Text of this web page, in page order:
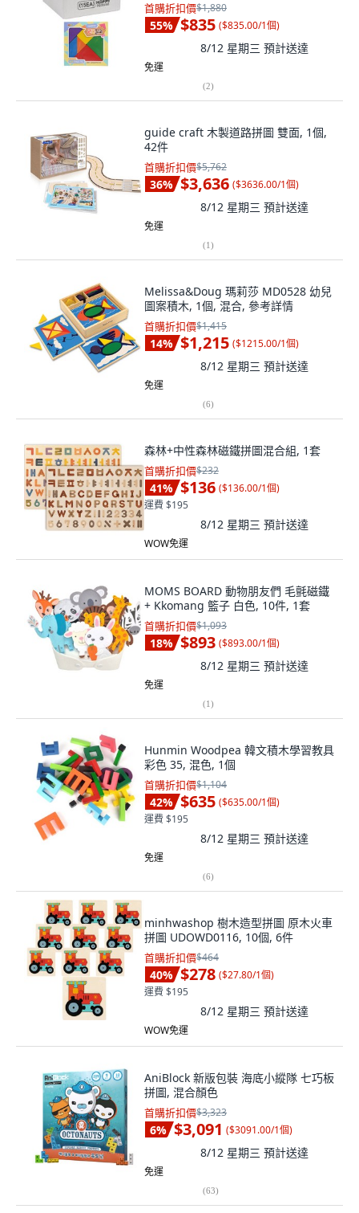
首購折扣價$1,880
55% $835 ($835.00/1個)
8/12 星期三 預計送達
免運
(2)
guide craft 木製道路拼圖 雙面, 1個,
42件
首購折扣價$5,762
36% $3,636 ($3636.00/1個)
8/12 星期三 預計送達
免運
(1)
Melissa&Doug 瑪莉莎 MD0528 幼兒
圖案積木, 1個, 混合, 參考詳情
首購折扣價$1,415
14% $1,215 ($1215.00/1個)
8/12 星期三 預計送達
免運
(6)
森林+中性森林磁鐵拼圖混合組, 1套
首購折扣價$232
41% $136 ($136.00/1個)
運費 $195
8/12 星期三 預計送達
WOW免運
MOMS BOARD 動物朋友們 毛氈磁鐵
+ Kkomang 籃子 白色, 10件, 1套
首購折扣價$1,093
18% $893 ($893.00/1個)
8/12 星期三 預計送達
免運
(1)
Hunmin Woodpea 韓文積木學習教具
彩色 35, 混色, 1個
首購折扣價$1,104
42% $635 ($635.00/1個)
運費 $195
8/12 星期三 預計送達
免運
(6)
minhwashop 樹木造型拼圖 原木火車
拼圖 UDOWD0116, 10個, 6件
首購折扣價$464
40% $278 ($27.80/1個)
運費 $195
8/12 星期三 預計送達
WOW免運
AniBlock 新版包裝 海底小縱隊 七巧板
拼圖, 混合顏色
首購折扣價$3,323
6% $3,091 ($3091.00/1個)
8/12 星期三 預計送達
免運
(63)